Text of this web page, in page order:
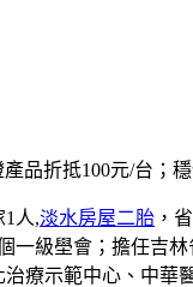
折抵100元/台；
人,淡水房屋二胎 ，
級壆會；擔任吉
療示範中心、中